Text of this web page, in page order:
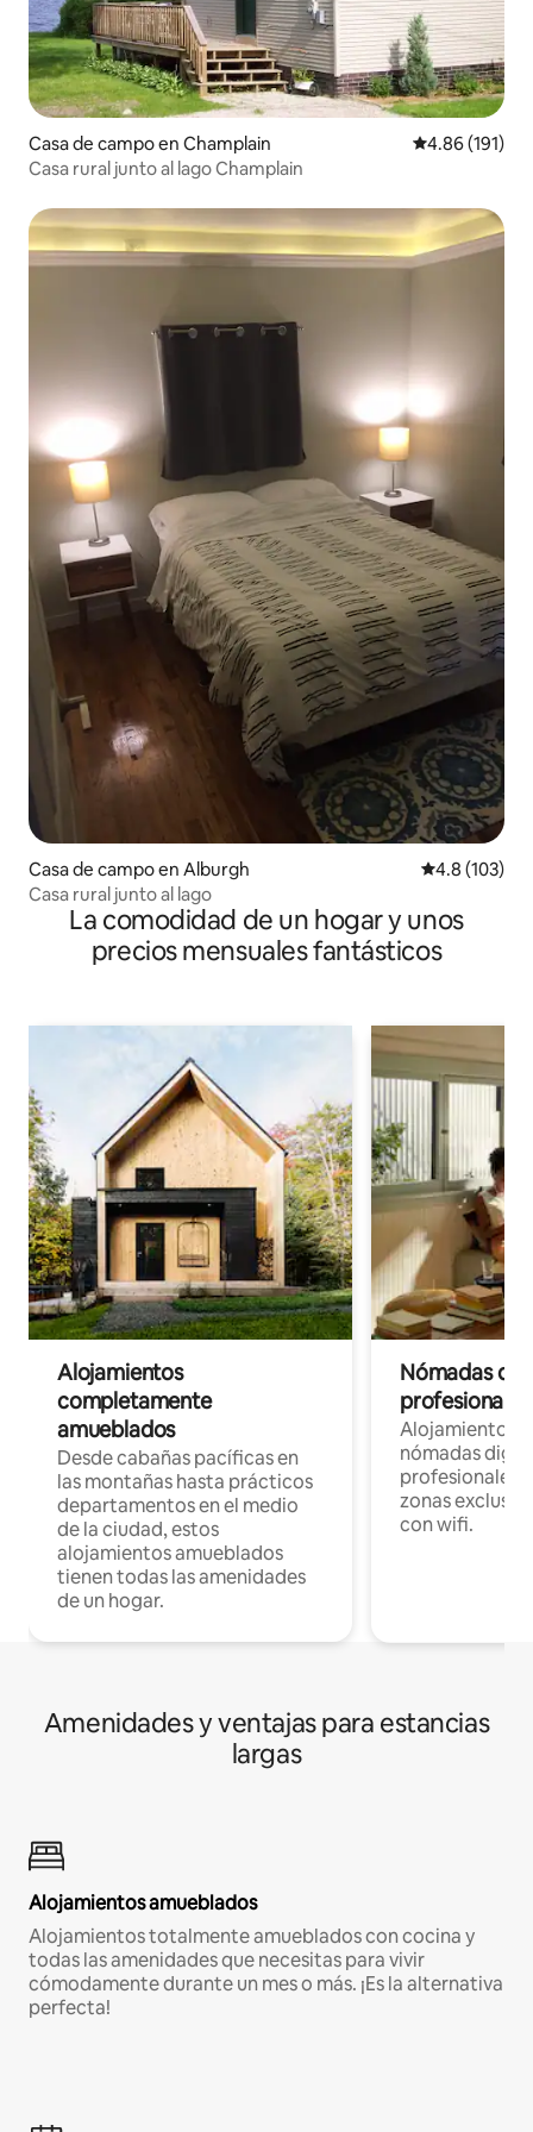
Casa de campo en Champlain Calificación
4.86 (191)
Casa rural junto al lago Champlain
Casa de campo en Alburgh Calificación
4.8 (103)
Casa rural junto al lago
La comodidad de un hogar y unos
precios mensuales fantásticos
Alojamientos
completamente
amueblados
Desde cabañas pacíficas en
las montañas hasta prácticos
departamentos en el medio
de la ciudad, estos
alojamientos amueblados
tienen todas las amenidades
de un hogar.
Nómadas
Alojamientos
nómadas
profesionales
zonas
con wifi.
Amenidades y ventajas para estancias
largas
Alojamientos amueblados
Alojamientos totalmente amueblados con cocina y
todas las amenidades que necesitas para vivir
cómodamente durante un mes o más. ¡Es la alternativa
perfecta!